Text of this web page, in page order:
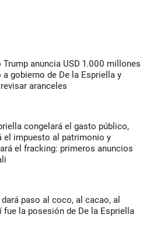
Trump anuncia USD 1.000 millones
a gobierno de De la Espriella y
aranceles
congelará el gasto público,
el impuesto al patrimonio y
el fracking: primeros anuncios
dará paso al coco, al cacao, al
fue la posesión de De la Espriella